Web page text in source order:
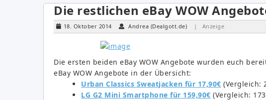
Die restlichen eBay WOW
18. Oktober 2014 Andrea (Dealgott.de) | Anzeige
Die ersten beiden eBay WOW Angebote wurden euch
eBay WOW Angebote in der Übersicht:
Urban Classics Sweatjacken für 17,90€ (Vergleich:
LG G2 Mini Smartphone für 159,90€ (Vergleich: